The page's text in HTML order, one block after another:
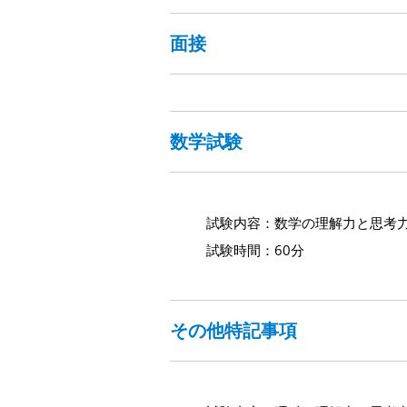
面接
数学試験
試験内容：数学の理解力と思考
試験時間：60分
その他特記事項